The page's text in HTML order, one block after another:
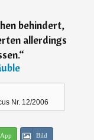
behindert,
allerdings
“
Nr. 12/2006
Bild